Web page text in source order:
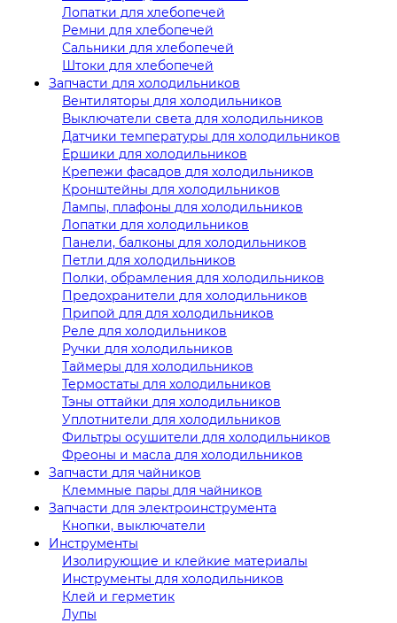
Лопатки для хлебопечей
Ремни для хлебопечей
Сальники для хлебопечей
Штоки для хлебопечей
Запчасти для холодильников
Вентиляторы для холодильников
Выключатели света для холодильников
Датчики температуры для холодильников
Ершики для холодильников
Крепежи фасадов для холодильников
Кронштейны для холодильников
Лампы, плафоны для холодильников
Лопатки для холодильников
Панели, балконы для холодильников
Петли для холодильников
Полки, обрамления для холодильников
Предохранители для холодильников
Припой для для холодильников
Реле для холодильников
Ручки для холодильников
Таймеры для холодильников
Термостаты для холодильников
Тэны оттайки для холодильников
Уплотнители для холодильников
Фильтры осушители для холодильников
Фреоны и масла для холодильников
Запчасти для чайников
Клеммные пары для чайников
Запчасти для электроинструмента
Кнопки, выключатели
Инструменты
Изолирующие и клейкие материалы
Инструменты для холодильников
Клей и герметик
Лупы